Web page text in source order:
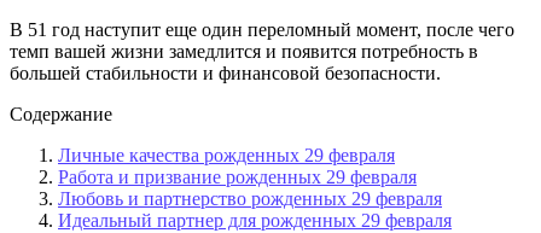
В 51 год наступит еще один переломный момент, после чего
темп вашей жизни замедлится и появится потребность в
большей стабильности и финансовой безопасности.
Содержание
Личные качества рожденных 29 февраля
Работа и призвание рожденных 29 февраля
Любовь и партнерство рожденных 29 февраля
Идеальный партнер для рожденных 29 февраля